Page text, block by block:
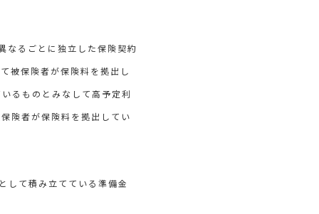
なるごとに独立した保険契約
被保険者が保険料を拠出し
るものとみなして高予定利
険者が保険料を拠出してい
して積み立てている準備金